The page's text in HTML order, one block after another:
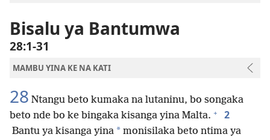
Bisalu ya Bantumwa
28:1-31
MAMBU YINA KE NA KATI
28 Ntangu beto kumaka na lutaninu, bo songaka
beto nde bo ke bingaka kisanga yina Malta. + 2
Bantu ya kisanga yina * monisilaka beto ntima ya